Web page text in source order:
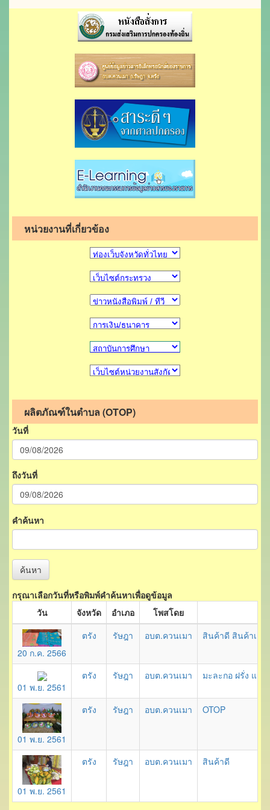
หน่วยงานที่เกี่ยวข้อง
ผลิตภัณฑ์ในตำบล (OTOP)
วันที่
ถึงวันที่
คำค้นหา
ค้นหา
กรุณาเลือกวันที่หรือพิมพ์คำค้นหาเพื่อดูข้อมูล
วัน
จังหวัด อำเภอ โพสโดย
20 ก.ค. 2566
ตรัง รัษฎา อบต.ควนเมา สินค้าดี สินค้าเด่
01 พ.ย. 2561
ตรัง รัษฎา อบต.ควนเมา มะละกอ ฝรั่ง และ
01 พ.ย. 2561
ตรัง รัษฎา อบต.ควนเมา OTOP
01 พ.ย. 2561
ตรัง รัษฎา อบต.ควนเมา สินค้าดี